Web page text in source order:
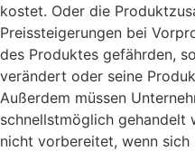
kostet. Oder die
Preissteigerungen bei
des Produktes gefährden,
verändert oder seine
Außerdem müssen
schnellstmöglich gehandelt
nicht vorbereitet, wenn